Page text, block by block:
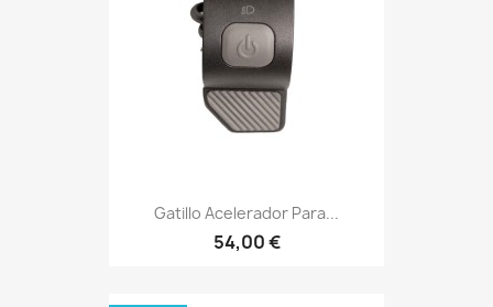
Gatillo Acelerador Para...
54,00 €